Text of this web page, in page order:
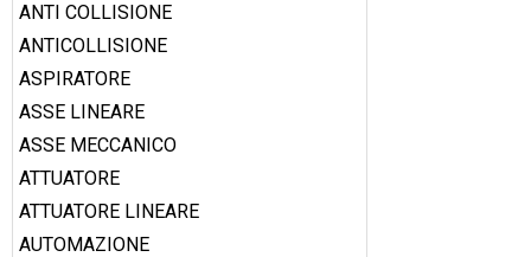
ANTI COLLISIONE
ANTICOLLISIONE
ASPIRATORE
ASSE LINEARE
ASSE MECCANICO
ATTUATORE
ATTUATORE LINEARE
AUTOMAZIONE